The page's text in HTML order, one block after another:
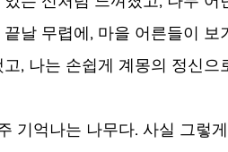
날 무렵에, 마을 어른들이 보
, 나는 손쉽게 계몽의 정신으
기억나는 나무다. 사실 그렇